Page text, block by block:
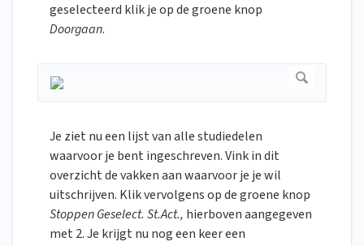
geselecteerd klik je op de groene knop
Doorgaan.
Je ziet nu een lijst van alle studiedelen
waarvoor je bent ingeschreven. Vink in dit
overzicht de vakken aan waarvoor je je wil
uitschrijven. Klik vervolgens op de groene knop
Stoppen Geselect. St.Act., hierboven aangegeven
met 2. Je krijgt nu nog een keer een